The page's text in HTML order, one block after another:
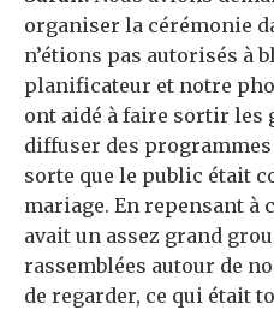
organiser la cérémonie
n’étions pas autorisés à
planificateur et notre
ont aidé à faire sortir les
diffuser des
sorte que le public était
mariage. En repensant à
avait un assez grand
rassemblées autour de
de regarder, ce qui était